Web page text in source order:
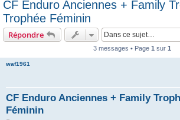
CF Enduro Anciennes + Family
Trophée Féminin
Répondre
3 messages • Page 1 sur 1
waf1961
CF Enduro Anciennes + Family
Féminin